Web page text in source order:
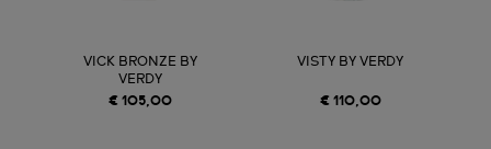
VICK BRONZE BY
VERDY
€ 105,00
VISTY BY VERDY
€ 110,00